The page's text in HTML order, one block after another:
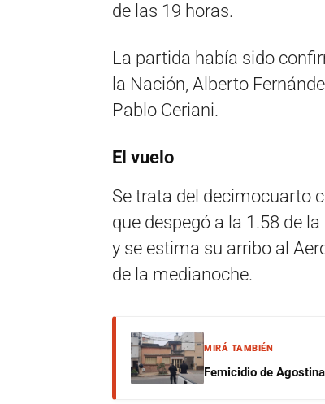
de las 19 horas.
La partida había sido
la Nación, Alberto
Pablo Ceriani.
El vuelo
Se trata del decimocuarto
que despegó a la 1.58 de
y se estima su arribo al
de la medianoche.
MIRÁ TAMBIÉN
Femicidio de